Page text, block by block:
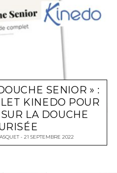
SENIOR » :
KINEDO POUR
LA DOUCHE
21 SEPTEMBRE 2022